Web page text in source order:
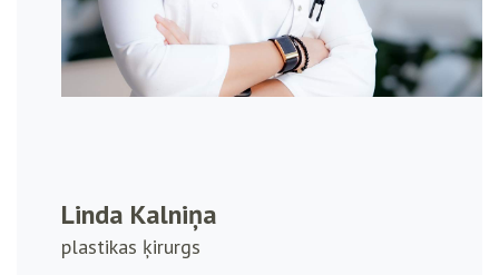
Linda Kalniņa
plastikas ķirurgs